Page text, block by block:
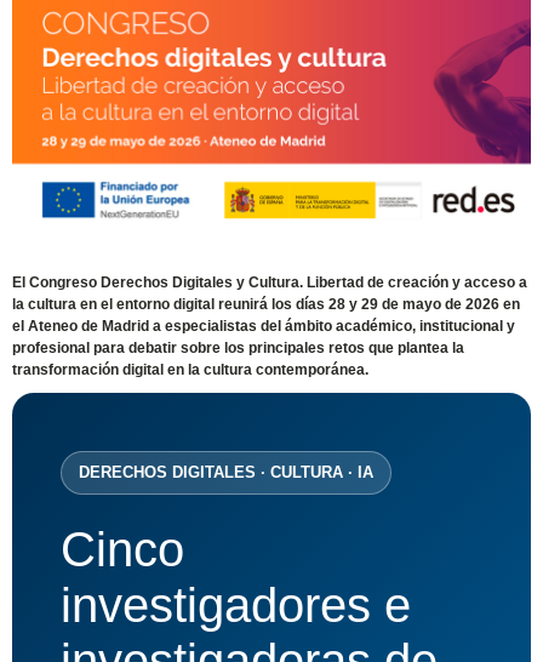
El Congreso Derechos Digitales y Cultura. Libertad de creación y acceso a
la cultura en el entorno digital reunirá los días 28 y 29 de mayo de 2026 en
el Ateneo de Madrid a especialistas del ámbito académico, institucional y
profesional para debatir sobre los principales retos que plantea la
transformación digital en la cultura contemporánea.
DERECHOS DIGITALES · CULTURA · IA
Cinco
investigadores e